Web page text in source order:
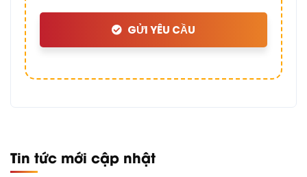
GỬI YÊU CẦU
Tin tức mới cập nhật